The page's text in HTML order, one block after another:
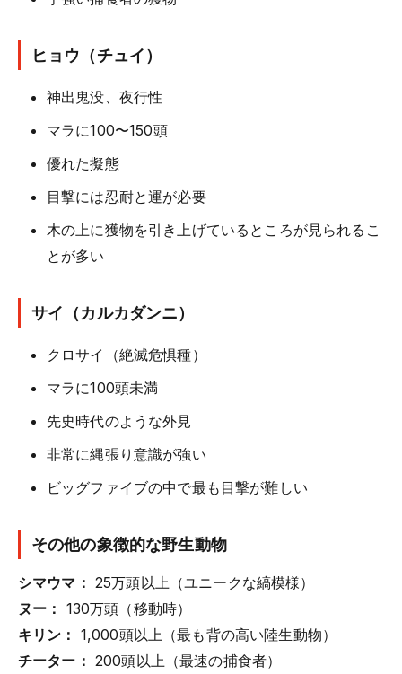
ヒョウ（チュイ）
神出鬼没、夜行性
マラに100〜150頭
優れた擬態
目撃には忍耐と運が必要
木の上に獲物を引き上げているところが見られるこ
とが多い
サイ（カルカダンニ）
クロサイ（絶滅危惧種）
マラに100頭未満
先史時代のような外見
非常に縄張り意識が強い
ビッグファイブの中で最も目撃が難しい
その他の象徴的な野生動物
シマウマ： 25万頭以上（ユニークな縞模様）
ヌー： 130万頭（移動時）
キリン： 1,000頭以上（最も背の高い陸生動物）
チーター： 200頭以上（最速の捕食者）